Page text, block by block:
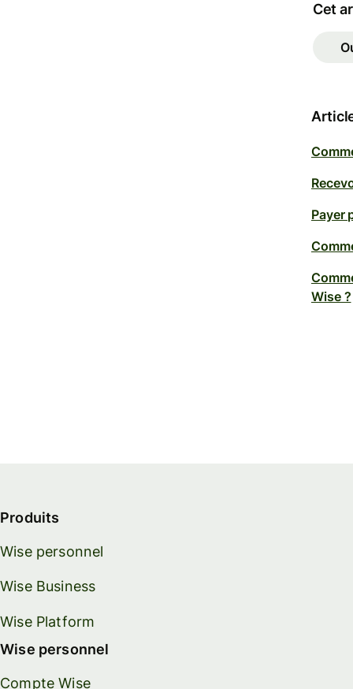
Cet
Payer
Wise ?
Produits
Wise personnel
Wise Business
Wise Platform
Wise personnel
Compte Wise